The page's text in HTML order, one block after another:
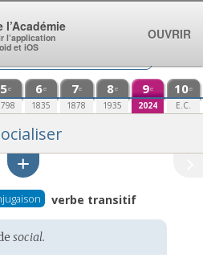
5e 6e
1835
7e
1878
8e
1935
9e
2024
10e
E.C.
verbe transitif
social.
l’application
et iOS
OUVRIR